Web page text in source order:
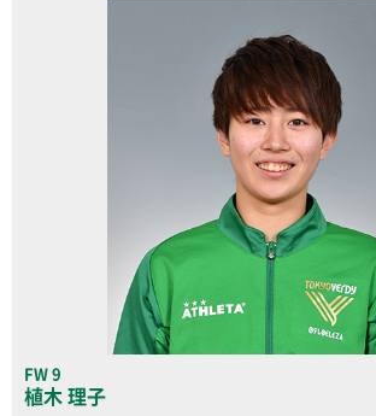
FW 9
植木 理子